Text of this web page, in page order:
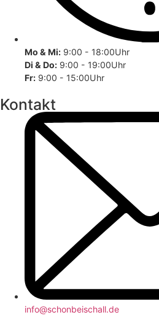
Mo & Mi: 9:00 - 18:00Uhr
Di & Do: 9:00 - 19:00Uhr
Fr: 9:00 - 15:00Uhr
Kontakt
info@schonbeischall.de